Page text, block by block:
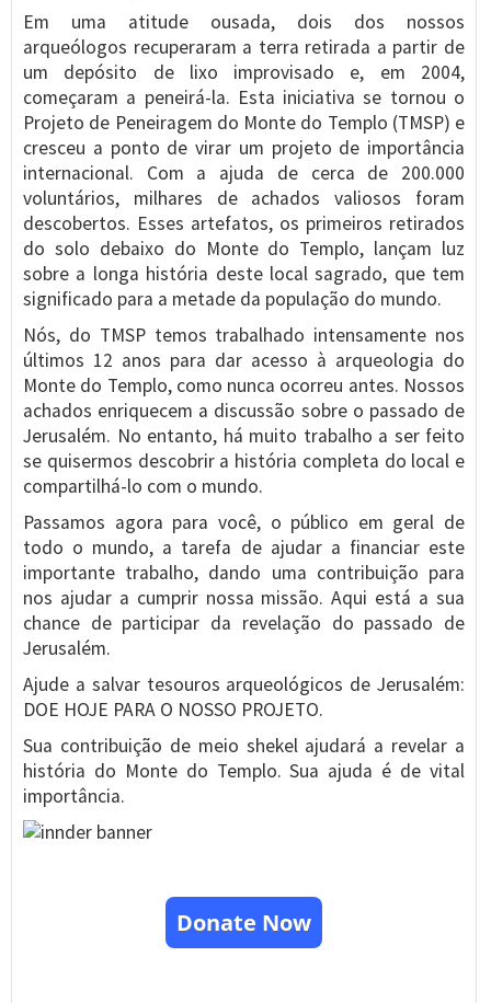
Em uma atitude ousada, dois dos nossos
arqueólogos recuperaram a terra retirada a partir de
um depósito de lixo improvisado e, em 2004,
começaram a peneirá-la. Esta iniciativa se tornou o
Projeto de Peneiragem do Monte do Templo (TMSP) e
cresceu a ponto de virar um projeto de importância
internacional. Com a ajuda de cerca de 200.000
voluntários, milhares de achados valiosos foram
descobertos. Esses artefatos, os primeiros retirados
do solo debaixo do Monte do Templo, lançam luz
sobre a longa história deste local sagrado, que tem
significado para a metade da população do mundo.
Nós, do TMSP temos trabalhado intensamente nos
últimos 12 anos para dar acesso à arqueologia do
Monte do Templo, como nunca ocorreu antes. Nossos
achados enriquecem a discussão sobre o passado de
Jerusalém. No entanto, há muito trabalho a ser feito
se quisermos descobrir a história completa do local e
compartilhá-lo com o mundo.
Passamos agora para você, o público em geral de
todo o mundo, a tarefa de ajudar a financiar este
importante trabalho, dando uma contribuição para
nos ajudar a cumprir nossa missão. Aqui está a sua
chance de participar da revelação do passado de
Jerusalém.
Ajude a salvar tesouros arqueológicos de Jerusalém:
DOE HOJE PARA O NOSSO PROJETO.
Sua contribuição de meio shekel ajudará a revelar a
história do Monte do Templo. Sua ajuda é de vital
importância.
Donate Now